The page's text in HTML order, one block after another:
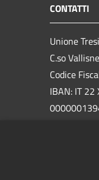
CONTATTI
Unione
C.so
Codice
IBAN: IT